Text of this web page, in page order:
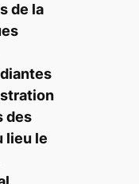
de la
des
lieu le